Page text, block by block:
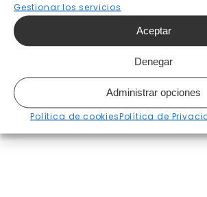
Gestionar los servicios
Aceptar
Denegar
Administrar opciones
Política de cookiesPolítica de
Envío gratis a partir de
Fabricación bajo pedido 7-
Envíos